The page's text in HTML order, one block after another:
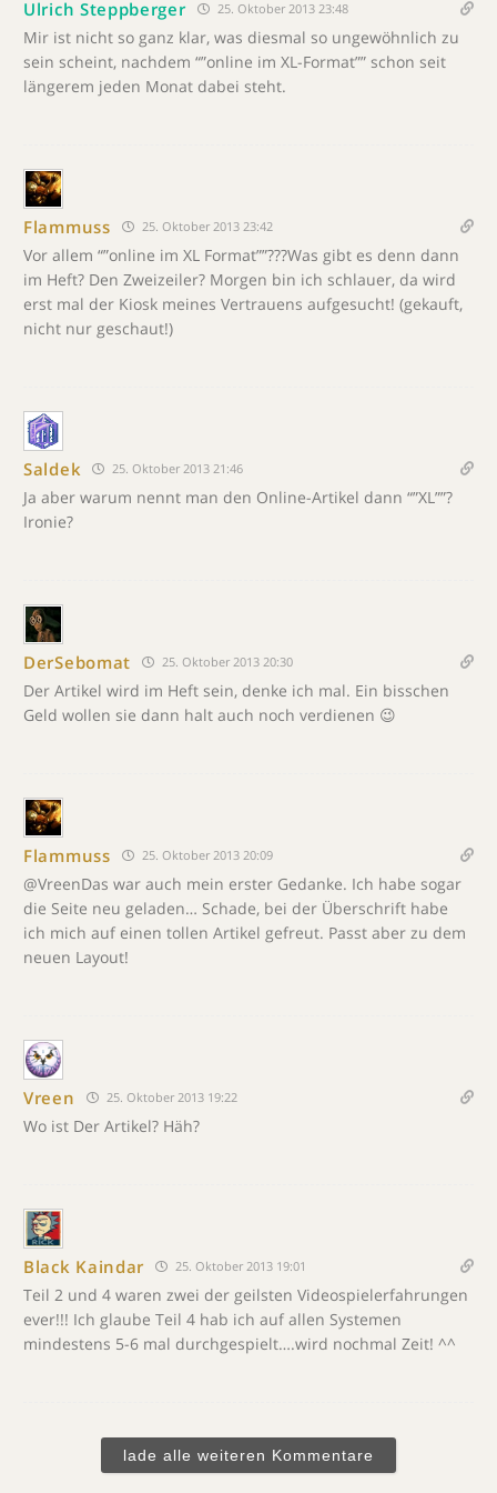
Ulrich Steppberger 25. Oktober 2013 23:48
Mir ist nicht so ganz klar, was diesmal so ungewöhnlich zu
sein scheint, nachdem “”online im XL-Format”” schon seit
längerem jeden Monat dabei steht.
Flammuss 25. Oktober 2013 23:42
Vor allem “”online im XL Format””???Was gibt es denn dann
im Heft? Den Zweizeiler? Morgen bin ich schlauer, da wird
erst mal der Kiosk meines Vertrauens aufgesucht! (gekauft,
nicht nur geschaut!)
Saldek 25. Oktober 2013 21:46
Ja aber warum nennt man den Online-Artikel dann “”XL””?
Ironie?
DerSebomat 25. Oktober 2013 20:30
Der Artikel wird im Heft sein, denke ich mal. Ein bisschen
Geld wollen sie dann halt auch noch verdienen 😉
Flammuss 25. Oktober 2013 20:09
@VreenDas war auch mein erster Gedanke. Ich habe sogar
die Seite neu geladen… Schade, bei der Überschrift habe
ich mich auf einen tollen Artikel gefreut. Passt aber zu dem
neuen Layout!
Vreen 25. Oktober 2013 19:22
Wo ist Der Artikel? Häh?
Black Kaindar 25. Oktober 2013 19:01
Teil 2 und 4 waren zwei der geilsten Videospielerfahrungen
ever!!! Ich glaube Teil 4 hab ich auf allen Systemen
mindestens 5-6 mal durchgespielt….wird nochmal Zeit! ^^
lade alle weiteren Kommentare